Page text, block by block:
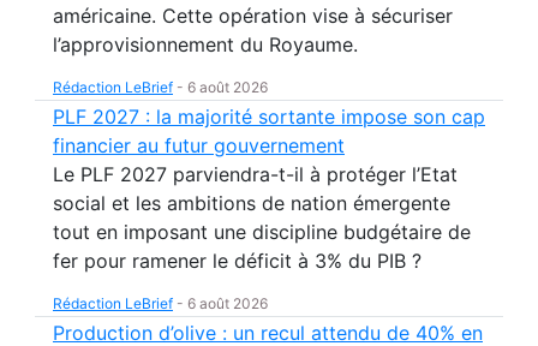
américaine. Cette opération vise à sécuriser
l’approvisionnement du Royaume.
Rédaction LeBrief - 6 août 2026
PLF 2027 : la majorité sortante impose son cap
financier au futur gouvernement
Le PLF 2027 parviendra-t-il à protéger l’Etat
social et les ambitions de nation émergente
tout en imposant une discipline budgétaire de
fer pour ramener le déficit à 3% du PIB ?
Rédaction LeBrief - 6 août 2026
Production d’olive : un recul attendu de 40% en